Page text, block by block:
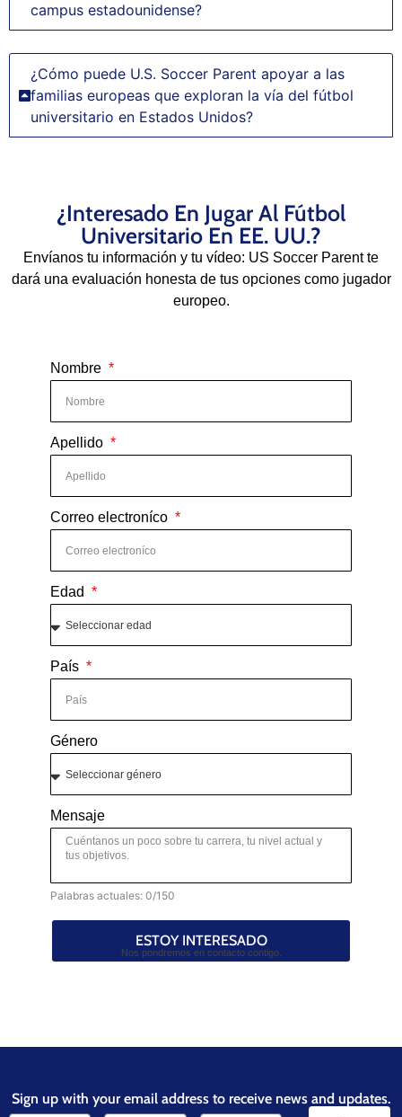
campus estadounidense?
¿Cómo puede U.S. Soccer Parent apoyar a las
familias europeas que exploran la vía del fútbol
universitario en Estados Unidos?
¿Interesado En Jugar Al Fútbol
Universitario En EE. UU.?
Envíanos tu información y tu vídeo: US Soccer Parent te
dará una evaluación honesta de tus opciones como jugador
europeo.
Nombre
Apellido
Correo electroníco
Edad
País
Género
Mensaje
Palabras actuales: 0/150
ESTOY INTERESADO
Nos pondremos en contacto contigo.
Sign up with your email address to receive news and updates.